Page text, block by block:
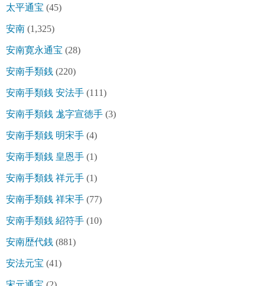
太平通宝 (45)
安南 (1,325)
安南寛永通宝 (28)
安南手類銭 (220)
安南手類銭 安法手 (111)
安南手類銭 尨字宣徳手 (3)
安南手類銭 明宋手 (4)
安南手類銭 皇恩手 (1)
安南手類銭 祥元手 (1)
安南手類銭 祥宋手 (77)
安南手類銭 紹符手 (10)
安南歴代銭 (881)
安法元宝 (41)